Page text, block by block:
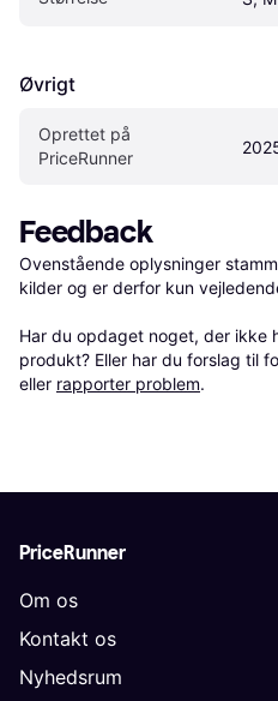
Øvrigt
Oprettet på
PriceRunner
Feedback
Ovenstående oplysninger
kilder og er derfor kun
Har du opdaget noget, der ikke
produkt? Eller har du forslag til
eller rapporter problem.
PriceRunner
Om os
Kontakt os
Nyhedsrum